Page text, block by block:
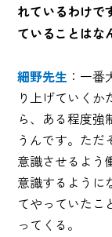
れているわけで
ていることはな
細野先生 ：一
り上げていく
ら、ある程度強
うんです。ただ
意識させるよう
意識するように
てやっていたこ
ってくる。